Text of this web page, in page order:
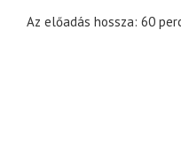
Az előadás hossza: 60